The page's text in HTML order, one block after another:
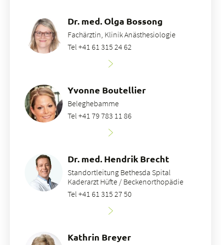
Dr. med. Olga Bossong
Fachärztin, Klinik Anästhesiologie
Tel +41 61 315 24 62
Yvonne Boutellier
Beleghebamme
Tel +41 79 783 11 86
Dr. med. Hendrik Brecht
Standortleitung Bethesda Spital
Kaderarzt Hüfte / Beckenorthopädie
Tel +41 61 315 27 50
Kathrin Breyer